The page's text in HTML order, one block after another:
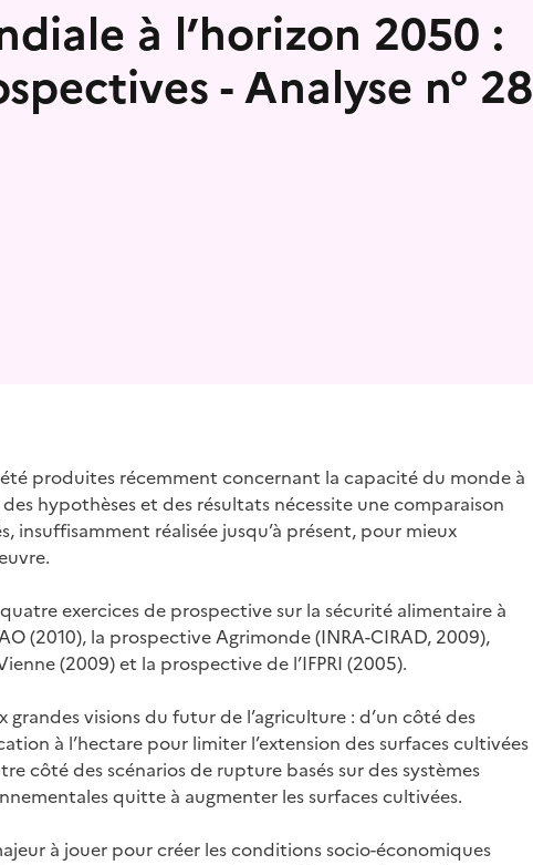
à l’horizon 2050 :
- Analyse n° 28
produites récemment concernant la capacité du monde à
hypothèses et des résultats nécessite une comparaison
insuffisamment réalisée jusqu’à présent, pour mieux
exercices de prospective sur la sécurité alimentaire à
(2010), la prospective Agrimonde (INRA-CIRAD, 2009),
(2009) et la prospective de l’IFPRI (2005).
visions du futur de l’agriculture : d’un côté des
à l’hectare pour limiter l’extension des surfaces cultivées
côté des scénarios de rupture basés sur des systèmes
quitte à augmenter les surfaces cultivées.
à jouer pour créer les conditions socio-économiques